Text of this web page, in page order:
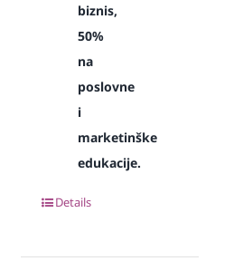
biznis,
50%
na
poslovne
i
marketinške
edukacije.
Details